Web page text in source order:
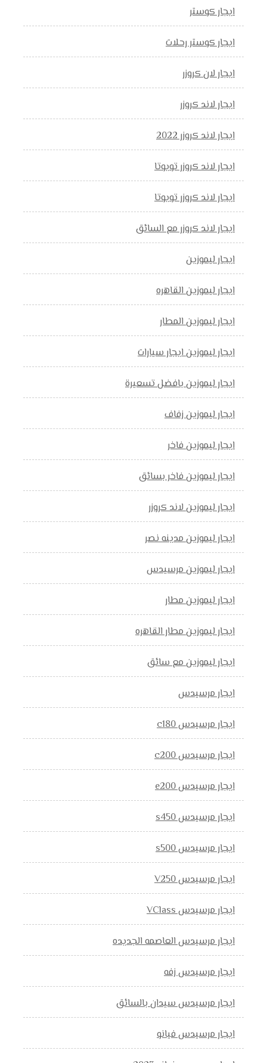
ايجار كوستر
ايجار كوستر رحلات
ايجار لان كروزر
ايجار لاند كروزر
ايجار لاند كروزر 2022
ايجار لاند كروزر تويوتا
ايجار لاند كروزر تويوتا
ايجار لاند كروزر مع السائق
ايجار ليموزين
ايجار ليموزين القاهره
ايجار ليموزين المطار
ايجار ليموزين ايجار سيارات
ايجار ليموزين بافضل تسعيرة
ايجار ليموزين زفاف
ايجار ليموزين فاخر
ايجار ليموزين فاخر بسائق
ايجار ليموزين لاند كروزر
ايجار ليموزين مدينه نصر
ايجار ليموزين مرسيدس
ايجار ليموزين مطار
ايجار ليموزين مطار القاهره
ايجار ليموزين مع سائق
ايجار مرسيدس
ايجار مرسيدس c180
ايجار مرسيدس c200
ايجار مرسيدس e200
ايجار مرسيدس s450
ايجار مرسيدس s500
ايجار مرسيدس V250
ايجار مرسيدس VClass
ايجار مرسيدس العاصمه الجديده
ايجار مرسيدس زفه
ايجار مرسيدس سيدان بالسائق
ايجار مرسيدس فيانو